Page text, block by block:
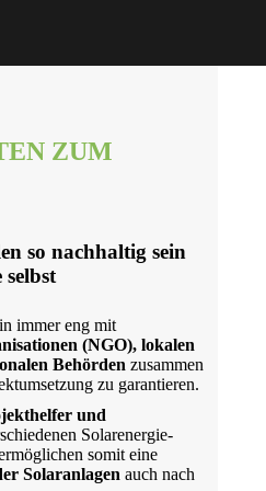
ZUM
so nachhaltig sein
selbst
immer eng mit
(NGO), lokalen
Behörden zusammen
zu garantieren.
und
Solarenergie-
somit eine
Solaranlagen auch nach